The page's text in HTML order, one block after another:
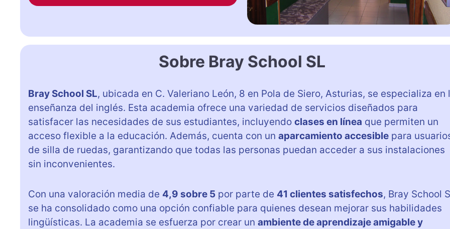
Sobre Bray School SL
Bray School SL, ubicada en C. Valeriano León, 8 en Pola de Siero, Asturias, se especializa en
enseñanza del inglés. Esta academia ofrece una variedad de servicios diseñados para
satisfacer las necesidades de sus estudiantes, incluyendo clases en línea que permiten un
acceso flexible a la educación. Además, cuenta con un aparcamiento accesible para
de silla de ruedas, garantizando que todas las personas puedan acceder a sus instalaciones
sin inconvenientes.
Con una valoración media de 4,9 sobre 5 por parte de 41 clientes satisfechos, Bray School
se ha consolidado como una opción confiable para quienes desean mejorar sus habilidades
lingüísticas. La academia se esfuerza por crear un ambiente de aprendizaje amigable y